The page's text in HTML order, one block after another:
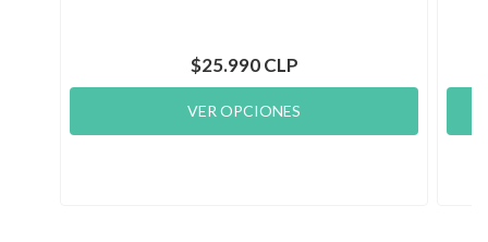
$25.990 CLP
VER OPCIONES